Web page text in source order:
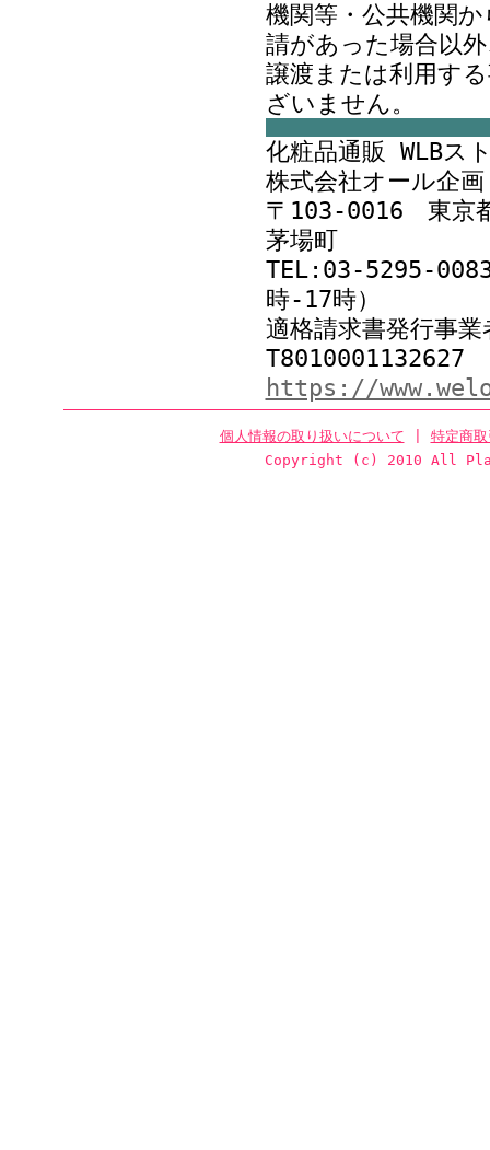
機関等・公共機関
請があった場合以
譲渡または利用す
ざいません。
化粧品通販 WLBス
株式会社オール企画
〒103-0016 東京
茅場町
TEL:03-5295-
時-17時）
適格請求書発行事業
T8010001132627
https://
個人情報の取り扱いについて
特定商
Copyright (c) 2010 All